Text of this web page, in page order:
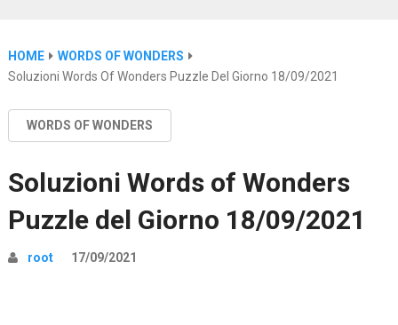
HOME
WORDS OF WONDERS
Soluzioni Words Of Wonders Puzzle Del Giorno 18/09/2021
WORDS OF WONDERS
Soluzioni Words of Wonders
Puzzle del Giorno 18/09/2021
root 17/09/2021